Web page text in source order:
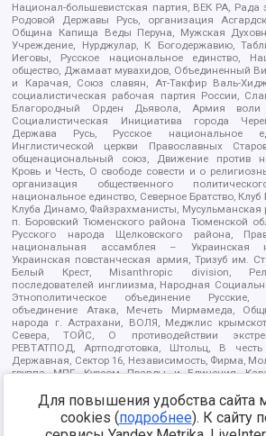
Национал-большевистская партия, ВЕК РА, Рада
Родовой Державы Русь, организация
Община Капища Веды Перуна, Мужская
Учреждение, Нурджулар, К Богодержавию,
Иеговы, Русское национальное единство,
общество, Джамаат мувахидов, Объединенный
и Карачая, Союз славян, Ат-Такфир Валь-
социалистическая рабочая партия России,
Благородный Орден Дьявола, Армия воли
Социалистическая Инициатива города
Держава Русь, Русское национальное
Инглистической церкви Православных
общенациональный союз, Движение против
Кровь и Честь, О свободе совести и о
организация общественного
национальное единство, Северное Братство,
Клуба Динамо, Файзрахманисты, Мусульманская
п. Боровский Тюменского района Тюменской
Русского народа Щелковского района,
национальная ассамблея – Украинская
Украинская повстанческая армия, Тризуб им.
Белый Крест, Misanthropic division,
последователей инглиизма, Народная
Этнополитическое объединение Русские,
объединение Атака, Мечеть Мирмамеда,
народа г. Астрахани, ВОЛЯ, Меджлис
Севера, ТОЙС, О противодействии
РЕВТАТПОД, Артподготовка, Штольц, В
Державная, Сектор 16, Независимость, Фирма,
группа МПГ, Курсом Правды и Единения,
Благотворительный пансионат Ак Умут,
Арестантское уголовное единство, Башкорт,
Дафа, Иртыш Ultras, Русский
Для повышения удобства сайта
cookies (подробнее). К сайту